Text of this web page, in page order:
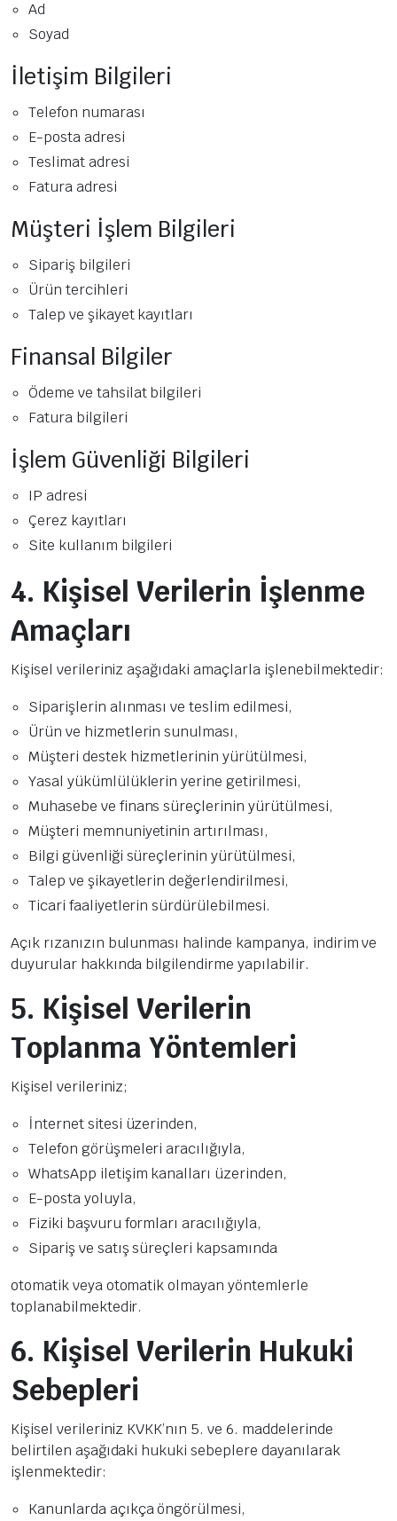
Ad
Soyad
İletişim Bilgileri
Telefon numarası
E-posta adresi
Teslimat adresi
Fatura adresi
Müşteri İşlem Bilgileri
Sipariş bilgileri
Ürün tercihleri
Talep ve şikayet kayıtları
Finansal Bilgiler
Ödeme ve tahsilat bilgileri
Fatura bilgileri
İşlem Güvenliği Bilgileri
IP adresi
Çerez kayıtları
Site kullanım bilgileri
4. Kişisel Verilerin İşlenme
Amaçları
Kişisel verileriniz aşağıdaki amaçlarla işlenebilmektedir:
Siparişlerin alınması ve teslim edilmesi,
Ürün ve hizmetlerin sunulması,
Müşteri destek hizmetlerinin yürütülmesi,
Yasal yükümlülüklerin yerine getirilmesi,
Muhasebe ve finans süreçlerinin yürütülmesi,
Müşteri memnuniyetinin artırılması,
Bilgi güvenliği süreçlerinin yürütülmesi,
Talep ve şikayetlerin değerlendirilmesi,
Ticari faaliyetlerin sürdürülebilmesi.
Açık rızanızın bulunması halinde kampanya, indirim ve
duyurular hakkında bilgilendirme yapılabilir.
5. Kişisel Verilerin
Toplanma Yöntemleri
Kişisel verileriniz;
İnternet sitesi üzerinden,
Telefon görüşmeleri aracılığıyla,
WhatsApp iletişim kanalları üzerinden,
E-posta yoluyla,
Fiziki başvuru formları aracılığıyla,
Sipariş ve satış süreçleri kapsamında
otomatik veya otomatik olmayan yöntemlerle
toplanabilmektedir.
6. Kişisel Verilerin Hukuki
Sebepleri
Kişisel verileriniz KVKK’nın 5. ve 6. maddelerinde
belirtilen aşağıdaki hukuki sebeplere dayanılarak
işlenmektedir:
Kanunlarda açıkça öngörülmesi,